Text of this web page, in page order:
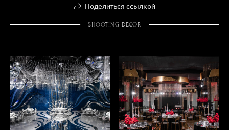
Поделиться ссылкой
SHOOTING DECOR